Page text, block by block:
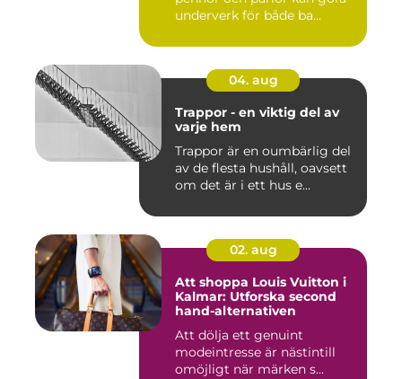
underverk för både ba...
04. aug
Trappor - en viktig del av
varje hem
Trappor är en oumbärlig del
av de flesta hushåll, oavsett
om det är i ett hus e...
02. aug
Att shoppa Louis Vuitton i
Kalmar: Utforska second
hand-alternativen
Att dölja ett genuint
modeintresse är nästintill
omöjligt när märken s...